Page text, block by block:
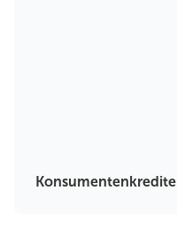
Konsumentenkredite